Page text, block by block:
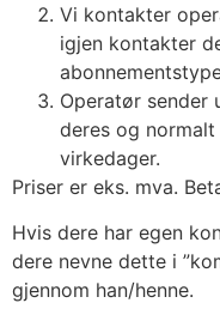
Vi kontakter
igjen kontakter
Operatør sender
deres og
virkedager.
Priser er eks. mva.
Hvis dere har egen
dere nevne dette i
gjennom han/henne.